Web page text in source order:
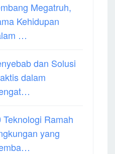
Megatruh,
Kehidupan
…
dan Solusi
dalam
Teknologi Ramah
yang